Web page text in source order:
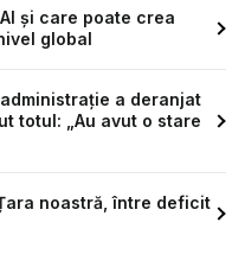
și care poate crea
global
a deranjat
totul: „Au avut o stare
noastră, între deficit